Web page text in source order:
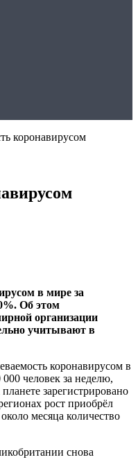
коронавирусом
в мире за
Об этом
организации
учитывают в
коронавирусом в
человек за неделю,
зарегистрировано
рост приобрёл
месяца количество
снова